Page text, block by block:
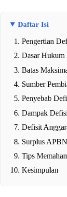
Daftar Isi
Pengertian
Dasar
Batas
Sumber
Penyebab
Dampak
Defisit
Surplus
Tips
Kesimpulan